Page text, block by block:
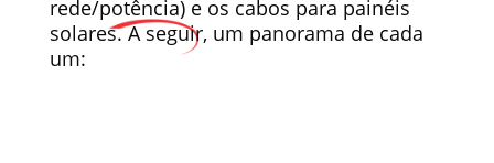
rede/potência) e os cabos para painéis
solares. A seguir, um panorama de cada
um: